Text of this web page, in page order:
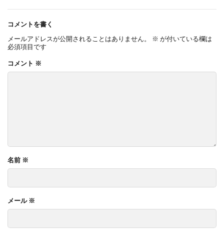
コメントを書く
メールアドレスが公開されることはありません。
※ が付いている欄は
必須項目です
コメント ※
名前 ※
メール ※